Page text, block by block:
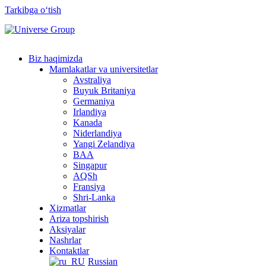
Tarkibga oʻtish
Biz haqimizda
Mamlakatlar va universitetlar
Avstraliya
Buyuk Britaniya
Germaniya
Irlandiya
Kanada
Niderlandiya
Yangi Zelandiya
BAA
Singapur
AQSh
Fransiya
Shri-Lanka
Xizmatlar
Ariza topshirish
Aksiyalar
Nashrlar
Kontaktlar
Russian